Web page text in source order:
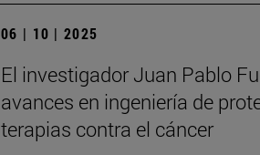
06 | 10 | 2025
El investigador Juan Pablo
avances en ingeniería de
terapias contra el cáncer